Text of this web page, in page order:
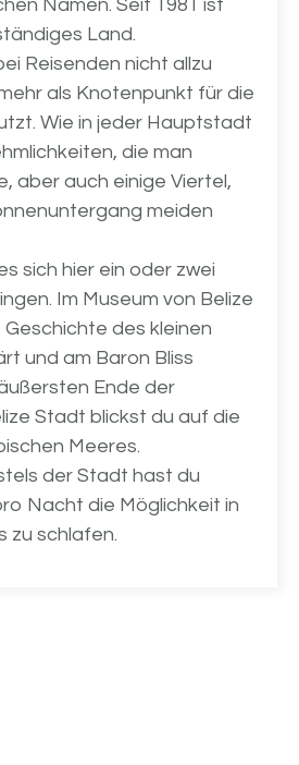
Namen. Seit 1981 ist
Land.
Reisenden nicht allzu
als Knotenpunkt für die
Wie in jeder Hauptstadt
die man
aber auch einige Viertel,
meiden
sich hier ein oder zwei
Im Museum von Belize
des kleinen
und am Baron Bliss
Ende der
Stadt blickst du auf die
Meeres.
der Stadt hast du
Nacht die Möglichkeit in
zu schlafen.